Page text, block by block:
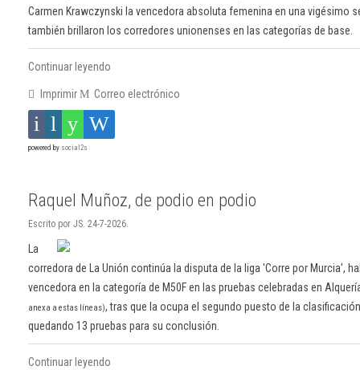
Carmen Krawczynski la vencedora absoluta femenina en una vigésimo
también brillaron los corredores unionenses en las categorías de base.
Continuar leyendo
Imprimir Correo electrónico
powered by social2s
Raquel Muñoz, de podio en podio
Escrito por JS. 24-7-2026.
La
corredora de La Unión continúa la disputa de la liga 'Corre por Murcia',
vencedora en la categoría de M50F en las pruebas celebradas en
anexa a estas líneas), tras que la ocupa el segundo puesto de la
quedando 13 pruebas para su conclusión.
Continuar leyendo